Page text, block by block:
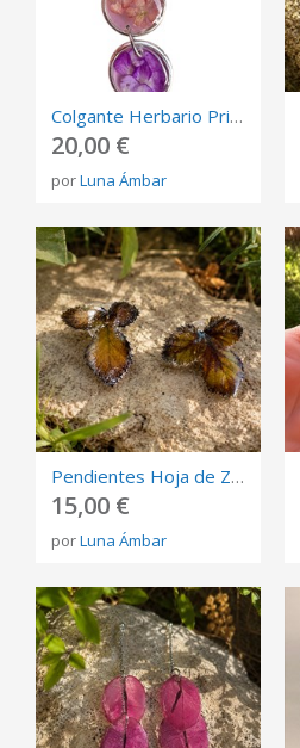
Colgante Herbario Primavera | Flores naturales preservadas en resina | Joyería botánica artesan
20,00 €
porLuna Ámbar
Pendientes Hoja de Zarza | Hoja natural preservada | Joyería botánica artesanal
15,00 €
porLuna Ámbar